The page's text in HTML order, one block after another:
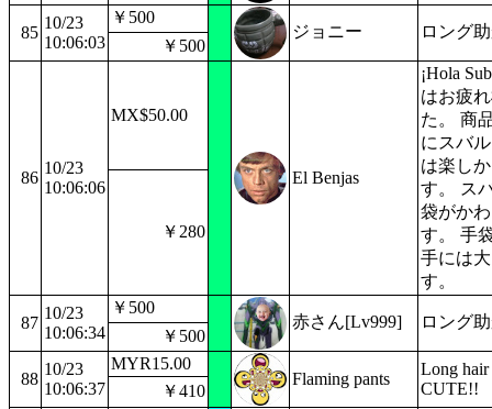
85
10/23
10:06:03
￥500
ジョニー ロング
￥500
86
10/23
10:06:06
MX$50.00
El Benjas
¡Hola
はお疲
た。 商
にスバ
は楽し
す。 ス
袋がか
す。 手
手には
す。
￥280
87
10/23
10:06:34
￥500
赤さん[Lv999] ロング
￥500
88
10/23
10:06:37
MYR15.00
Flaming pants
Long hair
CUTE!!
￥410